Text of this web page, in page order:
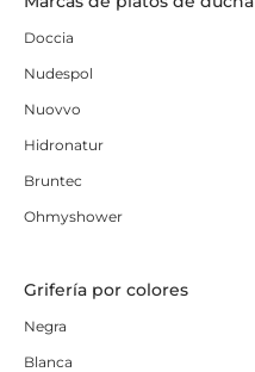
Doccia
Nudespol
Nuovvo
Hidronatur
Bruntec
Ohmyshower
Grifería por colores
Negra
Blanca